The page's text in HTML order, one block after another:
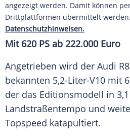
angezeigt werden. Damit können
Drittplattformen übermittelt werden.
Datenschutzhinweisen.
Mit 620 PS ab 222.000 Euro
Angetrieben wird der Audi R8
bekannten 5,2-Liter-V10 mit
der das Editionsmodell in
Landstraßentempo und
Topspeed katapultiert.